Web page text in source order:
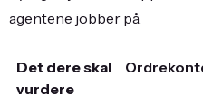
agentene jobber på.